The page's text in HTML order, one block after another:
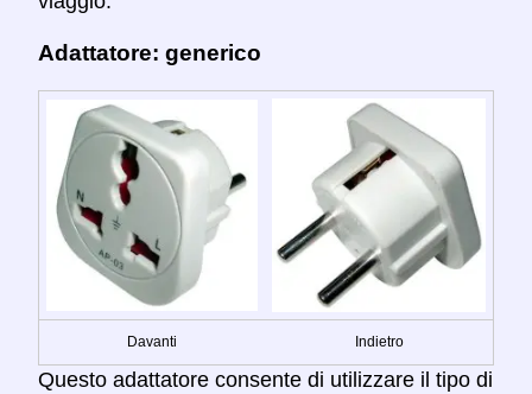
Adattatore: generico
Davanti Indietro
Questo adattatore consente di utilizzare il tipo di